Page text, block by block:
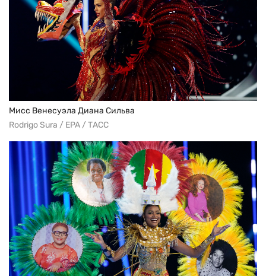
Мисс Венесуэла Диана Сильва
Rodrigo Sura / EPA / ТАСС